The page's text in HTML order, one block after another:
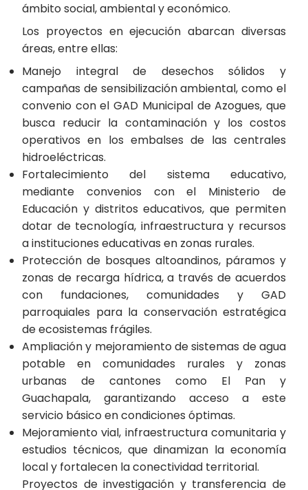
ámbito social, ambiental y económico.
Los proyectos en ejecución abarcan diversas
áreas, entre ellas:
Manejo integral de desechos sólidos y
campañas de sensibilización ambiental, como el
convenio con el GAD Municipal de Azogues, que
busca reducir la contaminación y los costos
operativos en los embalses de las centrales
hidroeléctricas.
Fortalecimiento del sistema educativo,
mediante convenios con el Ministerio de
Educación y distritos educativos, que permiten
dotar de tecnología, infraestructura y recursos
a instituciones educativas en zonas rurales.
Protección de bosques altoandinos, páramos y
zonas de recarga hídrica, a través de acuerdos
con fundaciones, comunidades y GAD
parroquiales para la conservación estratégica
de ecosistemas frágiles.
Ampliación y mejoramiento de sistemas de agua
potable en comunidades rurales y zonas
urbanas de cantones como El Pan y
Guachapala, garantizando acceso a este
servicio básico en condiciones óptimas.
Mejoramiento vial, infraestructura comunitaria y
estudios técnicos, que dinamizan la economía
local y fortalecen la conectividad territorial.
Proyectos de investigación y transferencia de